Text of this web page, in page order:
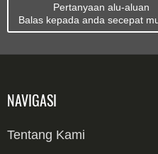
Pertanyaan alu-aluan
Balas kepada anda secepat
NAVIGASI
Tentang Kami